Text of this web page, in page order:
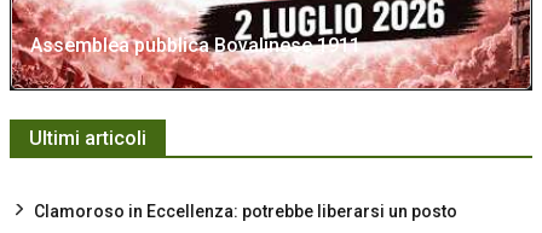
Assemblea pubblica Bovalinese 1911
Ultimi articoli
Clamoroso in Eccellenza: potrebbe liberarsi un posto